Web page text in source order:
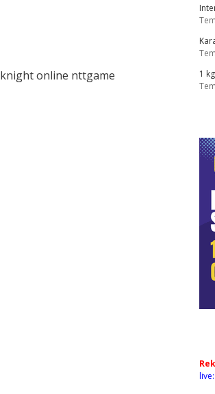
knight online nttgame
1